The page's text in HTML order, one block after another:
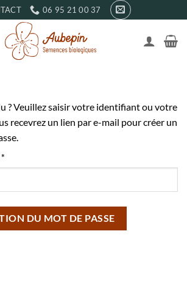
06 95 21 00 37
? Veuillez saisir votre identifiant ou votre
recevrez un lien par e-mail pour créer un
*
DU MOT DE PASSE